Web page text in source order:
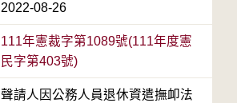
2022-08-26
111年憲裁字第1089號(111年度憲
民字第403號)
聲請人因公務人員退休資遣撫卹法